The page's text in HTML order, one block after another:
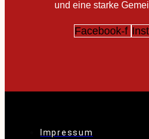
und eine starke
Facebook-f
Impressum